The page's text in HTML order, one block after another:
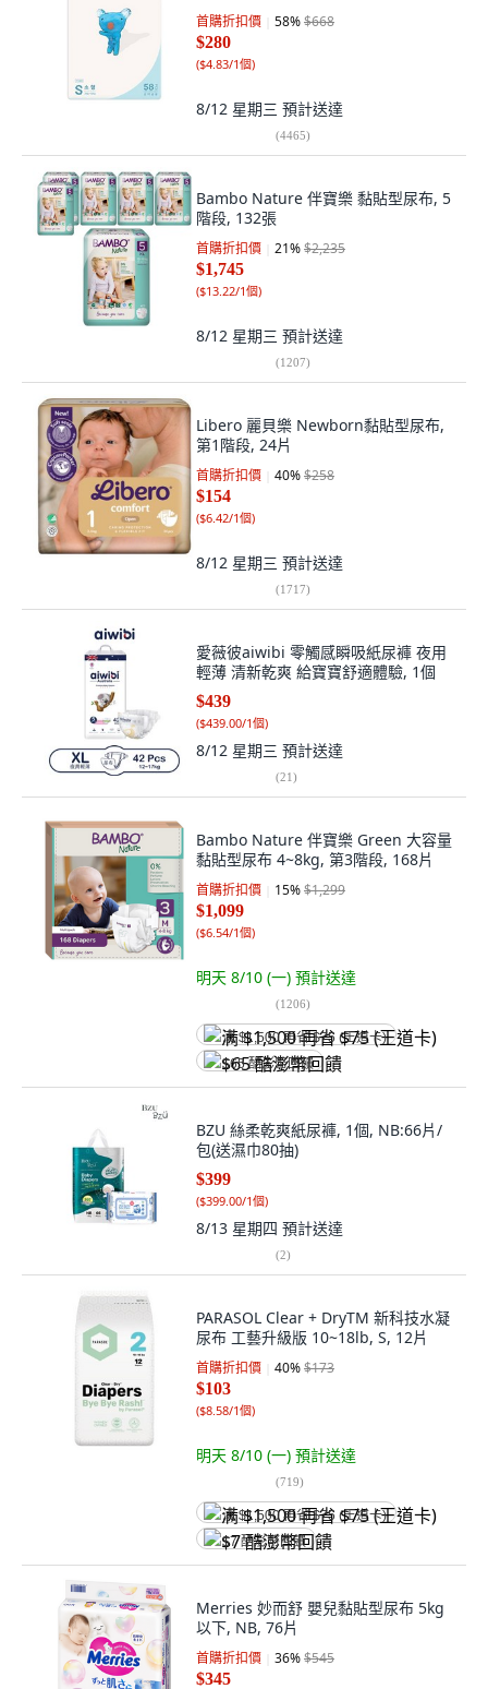
首購折扣價 58%$668
$280
($4.83/1個)
8/12 星期三 預計送達
(4465)
Bambo Nature 伴寶樂 黏貼型尿布, 5
階段, 132張
首購折扣價 21%$2,235
$1,745
($13.22/1個)
8/12 星期三 預計送達
(1207)
Libero 麗貝樂 Newborn黏貼型尿布,
第1階段, 24片
首購折扣價 40%$258
$154
($6.42/1個)
8/12 星期三 預計送達
(1717)
愛薇彼aiwibi 零觸感瞬吸紙尿褲 夜用
輕薄 清新乾爽 給寶寶舒適體驗, 1個
$439
($439.00/1個)
8/12 星期三 預計送達
(21)
Bambo Nature 伴寶樂 Green 大容量
黏貼型尿布 4~8kg, 第3階段, 168片
首購折扣價 15%$1,299
$1,099
($6.54/1個)
明天 8/10 (一) 預計送達
(1206)
满 $1,500 再省 $75 (王道卡)
$65 酷澎幣回饋
BZU 絲柔乾爽紙尿褲, 1個, NB:66片/
包(送濕巾80抽)
$399
($399.00/1個)
8/13 星期四 預計送達
(2)
PARASOL Clear + DryTM 新科技水凝
尿布 工藝升級版 10~18lb, S, 12片
首購折扣價 40%$173
$103
($8.58/1個)
明天 8/10 (一) 預計送達
(719)
满 $1,500 再省 $75 (王道卡)
$7 酷澎幣回饋
Merries 妙而舒 嬰兒黏貼型尿布 5kg
以下, NB, 76片
首購折扣價 36%$545
$345